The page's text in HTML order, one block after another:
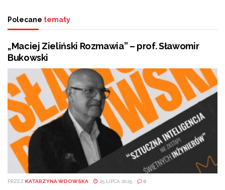
Polecane tematy
„Maciej Zieliński Rozmawia” – prof. Sławomir
Bukowski
PRZEZ KATARZYNA WDOWSKA 25 LIPCA 2025 0